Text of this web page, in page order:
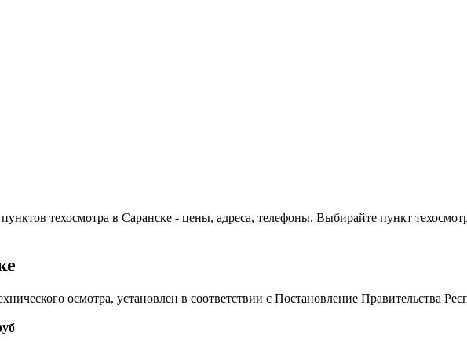
техосмотра в Саранске - цены, адреса, телефоны. Выбирайте пункт
осмотра, установлен в соответствии с Постановление Правительства